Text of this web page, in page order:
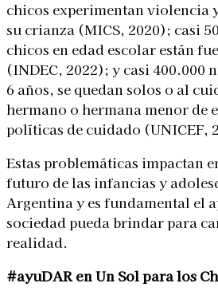
chicos experimentan violencia
su crianza (MICS, 2020); casi
chicos en edad escolar están
(INDEC, 2022); y casi 400.000
6 años, se quedan solos o al
hermano o hermana menor de
políticas de cuidado (UNICEF,
Estas problemáticas impactan
futuro de las infancias y
Argentina y es fundamental el
sociedad pueda brindar para
realidad.
#ayuDAR en Un Sol para los